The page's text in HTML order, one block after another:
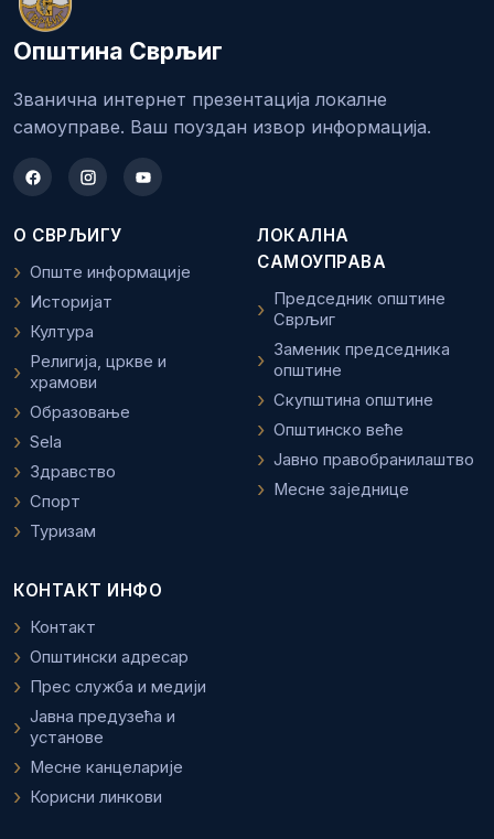
Општина Сврљиг
Званична интернет презентација локалне
самоуправе. Ваш поуздан извор информација.
О СВРЉИГУ
Опште информације
Историјат
Култура
Религија, цркве и
храмови
Образовање
Sela
Здравство
Спорт
Туризам
ЛОКАЛНА
САМОУПРАВА
Председник општине
Сврљиг
Заменик председника
општине
Скупштина општине
Општинско веће
Јавно правобранилаштво
Месне заједнице
КОНТАКТ ИНФО
Контакт
Општински адресар
Прес служба и медији
Јавна предузећа и
установе
Месне канцеларије
Корисни линкови